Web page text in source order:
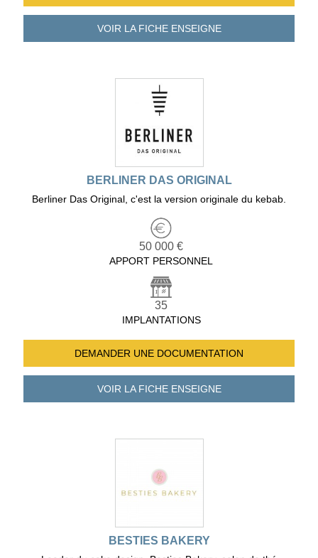
VOIR LA FICHEENSEIGNE
BERLINER DAS ORIGINAL
Berliner Das Original, c'est la version originale du kebab.
50 000 €
APPORT PERSONNEL
35
IMPLANTATIONS
DEMANDER UNE DOCUMENTATION
VOIR LA FICHEENSEIGNE
BESTIES BAKERY